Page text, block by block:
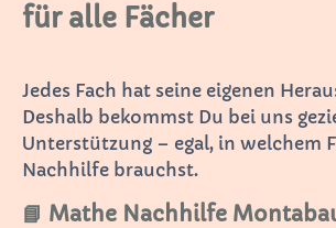
für alle Fächer
Jedes Fach hat seine eigenen
Deshalb bekommst Du bei uns
Unterstützung – egal, in welchem
Nachhilfe brauchst.
📘 Mathe Nachhilfe